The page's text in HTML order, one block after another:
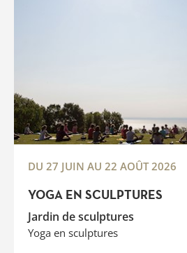
YOGA EN SCULPTURES
Jardin de sculptures
Yoga en sculptures
DU 27 JUIN AU 22 AOÛT 2026